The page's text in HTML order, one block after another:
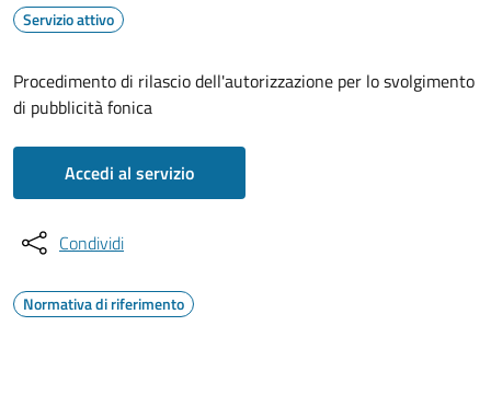
Servizio attivo
Procedimento di rilascio dell'autorizzazione per lo svolgimento
di pubblicità fonica
Accedi al servizio
Condividi
Normativa di riferimento